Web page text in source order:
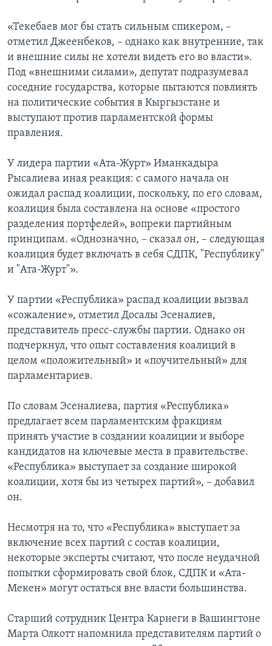
«Текебаев мог бы стать сильным спикером, –
отметил Джеенбеков, – однако как внутренние, так
и внешние силы не хотели видеть его во власти».
Под «внешними силами», депутат подразумевал
соседние государства, которые пытаются повлиять
на политические события в Кыргызстане и
выступают против парламентской формы
правления.
У лидера партии «Ата-Журт» Иманкадыра
Рысалиева иная реакция: с самого начала он
ожидал распад коалиции, поскольку, по его словам,
коалиция была составлена на основе «простого
разделения портфелей», вопреки партийным
принципам. «Однозначно, – сказал он, – следующая
коалиция будет включать в себя СДПК, "Республику"
и "Ата-Журт"».
У партии «Республика» распад коалиции вызвал
«сожаление», отметил Досалы Эсеналиев,
представитель пресс-службы партии. Однако он
подчеркнул, что опыт составления коалиций в
целом «положительный» и «поучительный» для
парламентариев.
По словам Эсеналиева, партия «Республика»
предлагает всем парламентским фракциям
принять участие в создании коалиции и выборе
кандидатов на ключевые места в правительстве.
«Республика» выступает за создание широкой
коалиции, хотя бы из четырех партий», – добавил
он.
Несмотря на то, что «Республика» выступает за
включение всех партий с состав коалиции,
некоторые эксперты считают, что после неудачной
попытки сформировать свой блок, СДПК и «Ата-
Мекен» могут остаться вне власти большинства.
Старший сотрудник Центра Карнеги в Вашингтоне
Марта Олкотт напомнила представителям партий о